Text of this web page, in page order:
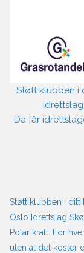
Støtt klubben i
Da får
Støtt klubben i ditt
Oslo Idrettslag
Polar kraft. For
uten at det koster